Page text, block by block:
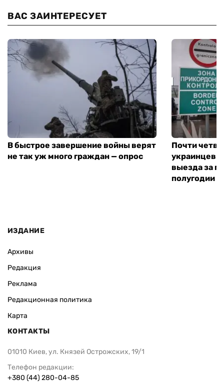
ВАС ЗАИНТЕРЕСУЕТ
В быстрое завершение войны верят
не так уж много граждан — опрос
Почти
украинцев
выезда за
полугодии
ИЗДАНИЕ
Архивы
Редакция
Реклама
Редакционная политика
Карта
КОНТАКТЫ
01010 Киев, ул. Князей Острожских, 19/1
Телефон редакции:
+380 (44) 280-04-85